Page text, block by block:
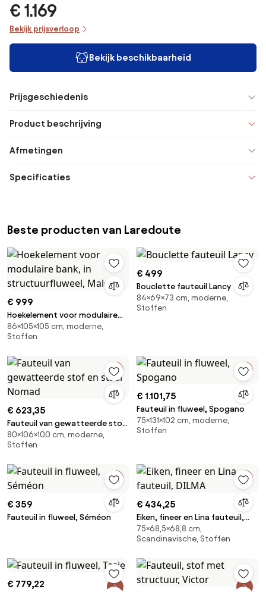
€ 1.169
Bekijk prijsverloop
Bekijk beschikbaarheid
Prijsgeschiedenis
Product beschrijving
Afmetingen
Specificaties
Beste producten van Laredoute
€ 999
Hoekelement voor modulaire
bank, in structuurfluweel, Malo
86×105×105 cm, moderne,
Stoffen
€ 499
Bouclette fauteuil Lancy
84×69×73 cm, moderne,
Stoffen
€ 623,35
Fauteuil van gewatteerde stof
en staal Nomad
80×106×100 cm, moderne,
Stoffen
€ 1.101,75
Fauteuil in fluweel, Spogano
75×131×102 cm, moderne,
Stoffen
€ 359
Fauteuil in fluweel, Séméon
€ 434,25
Eiken, fineer en Lina fauteuil,
DILMA
75×68,5×68,8 cm,
Scandinavische, Stoffen
€ 779,22